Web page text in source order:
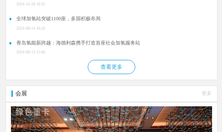
2024-10-28 18:35
全球加氢站突破1100座，多国积极布局
2024-08-14 16:16
青岛氢能新跨越：海德利森携手打造首座社会加氢服务站
2024-08-13 15:46
查看更多
会展 更多